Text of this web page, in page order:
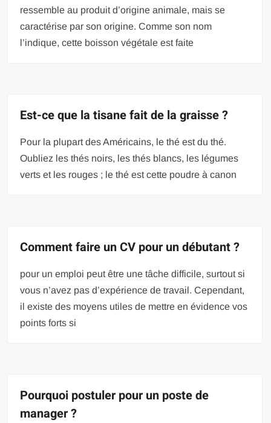
ressemble au produit d’origine animale, mais se
caractérise par son origine. Comme son nom
l’indique, cette boisson végétale est faite
Est-ce que la tisane fait de la graisse ?
Pour la plupart des Américains, le thé est du thé.
Oubliez les thés noirs, les thés blancs, les légumes
verts et les rouges ; le thé est cette poudre à canon
Comment faire un CV pour un débutant ?
pour un emploi peut être une tâche difficile, surtout si
vous n’avez pas d’expérience de travail. Cependant,
il existe des moyens utiles de mettre en évidence vos
points forts si
Pourquoi postuler pour un poste de
manager ?